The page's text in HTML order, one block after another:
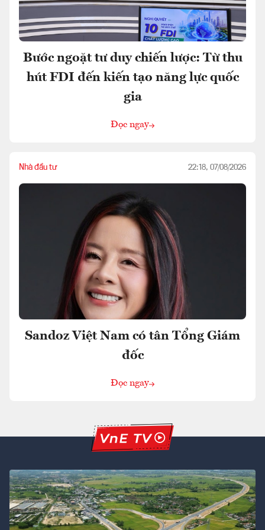
Bước ngoặt tư duy chiến lược: Từ thu
hút FDI đến kiến tạo năng lực quốc
gia
Đọc ngay
Nhà đầu tư 22:18, 07/08/2026
Sandoz Việt Nam có tân Tổng Giám
đốc
Đọc ngay